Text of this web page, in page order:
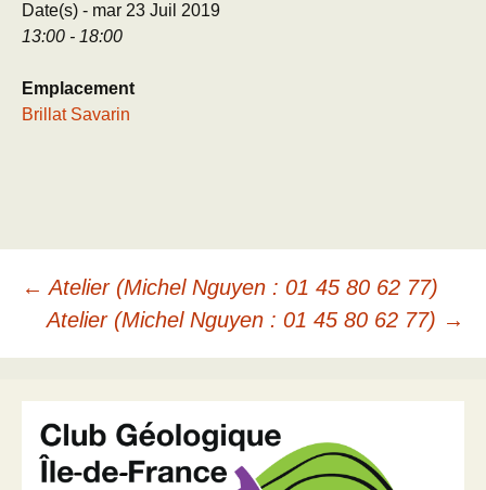
Date(s) - mar 23 Juil 2019
13:00 - 18:00
Emplacement
Brillat Savarin
Navigation
des
articles
← Atelier (Michel Nguyen : 01 45 80 62 77)
Atelier (Michel Nguyen : 01 45 80 62 77) →